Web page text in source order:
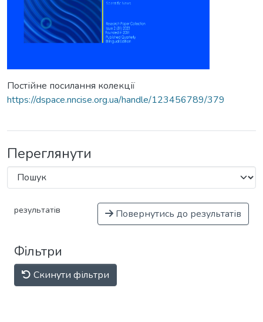
Постійне посилання колекції
https://dspace.nncise.org.ua/handle/123456789/379
Переглянути
результатів Повернутись до результатів
Фільтри
Скинути фільтри